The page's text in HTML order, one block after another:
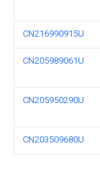
CN216990915U
CN205989061U
CN205950290U
CN203509680U